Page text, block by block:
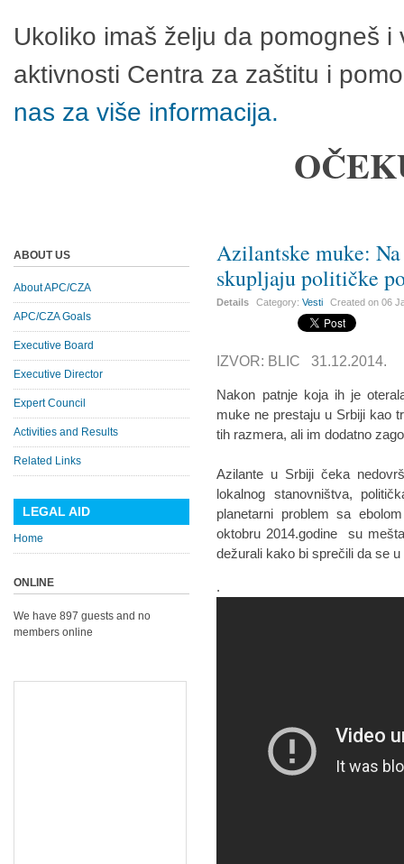
Ukoliko imaš želju da pomogneš
aktivnosti Centra za zaštitu i
nas za više informacija.
Azilantske muke:
skupljaju političke
Details Category:Vesti Created on06
IZVOR: BLIC 31.12.2014.
Nakon patnje koja ih je
muke ne prestaju u Srbiji kao
tih razmera, ali im dodatno
Azilante u Srbiji čeka
lokalnog stanovništva,
planetarni problem sa
oktobru 2014.godine su
dežurali kako bi sprečili da se
.
ABOUT US
About APC/CZA
APC/CZA Goals
Executive Board
Executive Director
Expert Council
Activities and Results
Related Links
LEGAL AID
Home
ONLINE
We have 897 guests and no
members online